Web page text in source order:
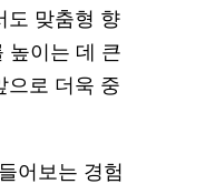
도 맞춤형 향
높이는 데 큰
으로 더욱 중
어보는 경험